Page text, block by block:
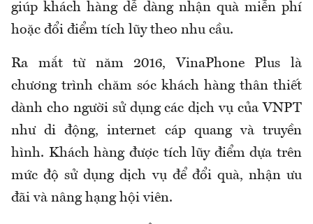
giúp khách hàng dễ dàng nhận quà miễn phí
hoặc đổi điểm tích lũy theo nhu cầu.
Ra mắt từ năm 2016, VinaPhone Plus là
chương trình chăm sóc khách hàng thân thiết
dành cho người sử dụng các dịch vụ của VNPT
như di động, internet cáp quang và truyền
hình. Khách hàng được tích lũy điểm dựa trên
mức độ sử dụng dịch vụ để đổi quà, nhận ưu
đãi và nâng hạng hội viên.